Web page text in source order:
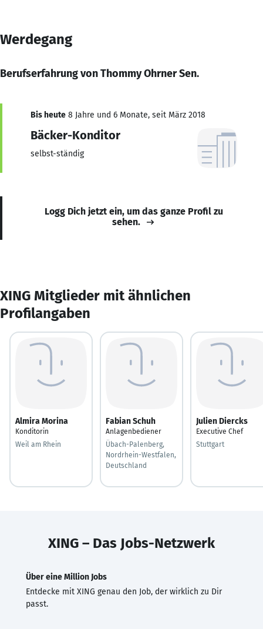
Werdegang
Berufserfahrung von Thommy Ohrner Sen.
Bis heute 8 Jahre und 6 Monate, seit März 2018
Bäcker-Konditor
selbst-ständig
Logg Dich jetzt ein, um das ganze Profil zu
sehen.
XING Mitglieder mit ähnlichen
Profilangaben
Almira Morina
Konditorin
Weil am Rhein
Fabian Schuh
Anlagenbediener
Übach-Palenberg,
Nordrhein-Westfalen,
Deutschland
Julien Diercks
Executive Chef
Stuttgart
XING – Das Jobs-Netzwerk
Über eine Million Jobs
Entdecke mit XING genau den Job, der wirklich zu Dir
passt.